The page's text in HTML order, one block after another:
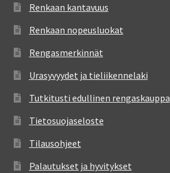
Renkaan kantavuus
Renkaan nopeusluokat
Rengasmerkinnät
Urasyvyydet ja tieliikennelaki
Tutkitusti edullinen rengaskauppa
Tietosuojaseloste
Tilausohjeet
Palautukset ja hyvitykset